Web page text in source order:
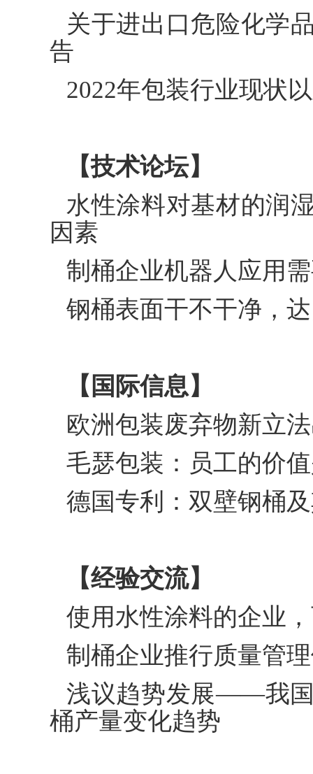
关于进出口危险化学
告
2022年包装行业现状
【技术论坛】
水性涂料对基材的润
因素
制桶企业机器人应用
钢桶表面干不干净，
【国际信息】
欧洲包装废弃物新立
毛瑟包装：员工的价
德国专利：双壁钢桶
【经验交流】
使用水性涂料的企业
制桶企业推行质量管
浅议趋势发展——我国
桶产量变化趋势